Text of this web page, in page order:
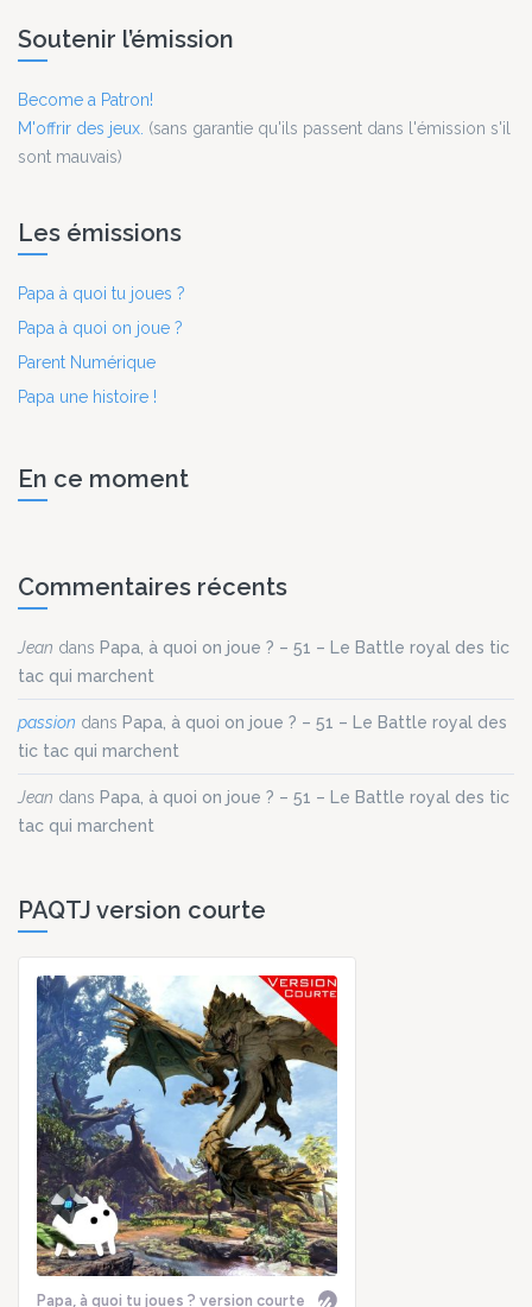
Soutenir l’émission
Become a Patron!
M'offrir des jeux. (sans garantie qu'ils passent dans l'émission s'il
sont mauvais)
Les émissions
Papa à quoi tu joues ?
Papa à quoi on joue ?
Parent Numérique
Papa une histoire !
En ce moment
Commentaires récents
Jean dans Papa, à quoi on joue ? – 51 – Le Battle royal des tic
tac qui marchent
passion dans Papa, à quoi on joue ? – 51 – Le Battle royal des
tic tac qui marchent
Jean dans Papa, à quoi on joue ? – 51 – Le Battle royal des tic
tac qui marchent
PAQTJ version courte